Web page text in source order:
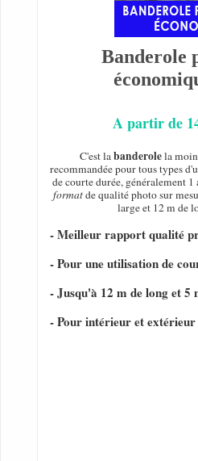
Banderole
A partir de
C'est labanderolela
recommandée pour tous types
de courte durée, généralement 1
formatde qualité photo sur
large et 12 m de
- Meilleur rapport qualité
- Pour une utilisation de
- Jusqu'à 12 m de long et 5
- Pour intérieur et extérieur